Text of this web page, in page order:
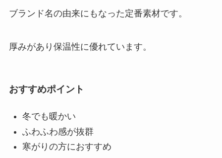
ブランド名の由来にもなった定番素材です。
厚みがあり保温性に優れています。
おすすめポイント
冬でも暖かい
ふわふわ感が抜群
寒がりの方におすすめ